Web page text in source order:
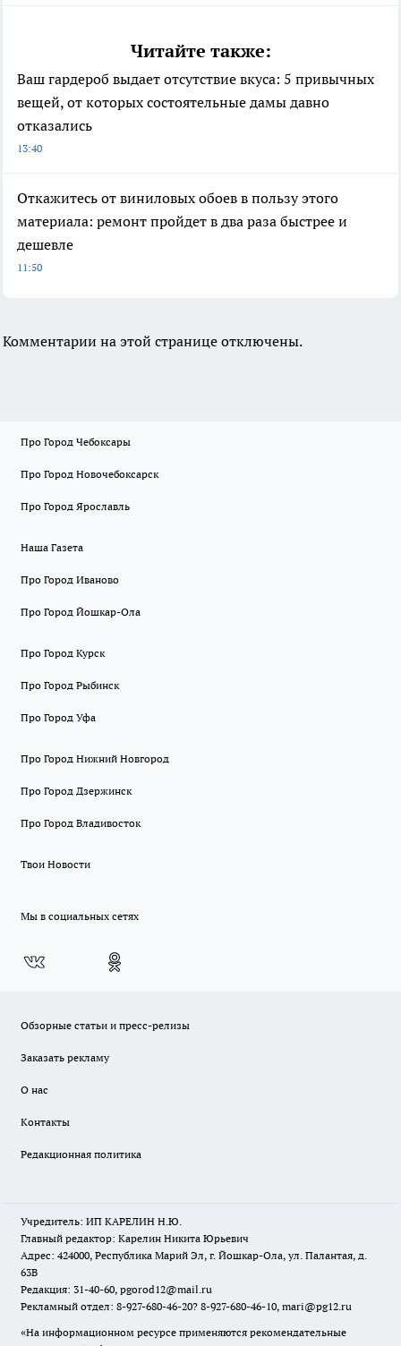
Читайте также:
Ваш гардероб выдает отсутствие вкуса: 5 привычных
вещей, от которых состоятельные дамы давно
отказались
13:40
Откажитесь от виниловых обоев в пользу этого
материала: ремонт пройдет в два раза быстрее и
дешевле
11:50
Комментарии на этой странице отключены.
Про Город Чебоксары
Про Город Новочебоксарск
Про Город Ярославль
Наша Газета
Про Город Иваново
Про Город Йошкар-Ола
Про Город Курск
Про Город Рыбинск
Про Город Уфа
Про Город Нижний Новгород
Про Город Дзержинск
Про Город Владивосток
Твои Новости
Мы в социальных сетях
Обзорные статьи и пресс-релизы
Заказать рекламу
О нас
Контакты
Редакционная политика
Учредитель: ИП КАРЕЛИН Н.Ю.
Главный редактор: Карелин Никита Юрьевич
Адрес: 424000, Республика Марий Эл, г. Йошкар-Ола, ул. Палантая, д.
63В
Редакция: 31-40-60, pgorod12@mail.ru
Рекламный отдел: 8-927-680-46-20? 8-927-680-46-10, mari@pg12.ru
«На информационном ресурсе применяются рекомендательные